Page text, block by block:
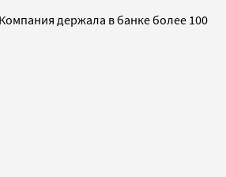
держала в банке более 100